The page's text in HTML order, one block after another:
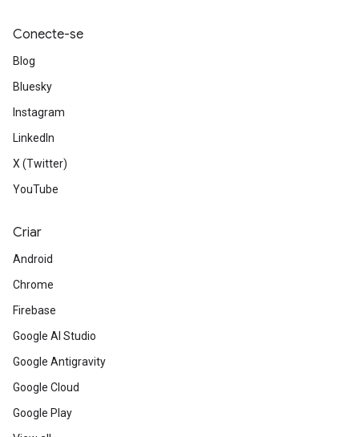
Conecte-se
Blog
Bluesky
Instagram
LinkedIn
X (Twitter)
YouTube
Criar
Android
Chrome
Firebase
Google AI Studio
Google Antigravity
Google Cloud
Google Play